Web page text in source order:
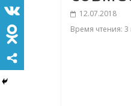
12.07.2018
Время чтения: 3